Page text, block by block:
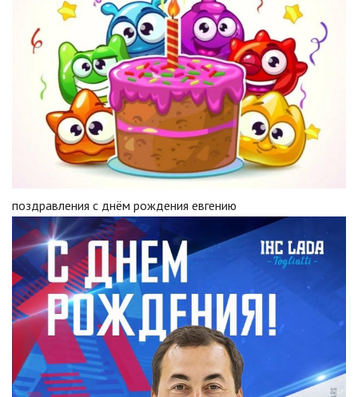
поздравления с днём рождения евгению